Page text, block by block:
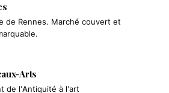
de Rennes. Marché couvert et
Arts
de l'Antiquité à l'art